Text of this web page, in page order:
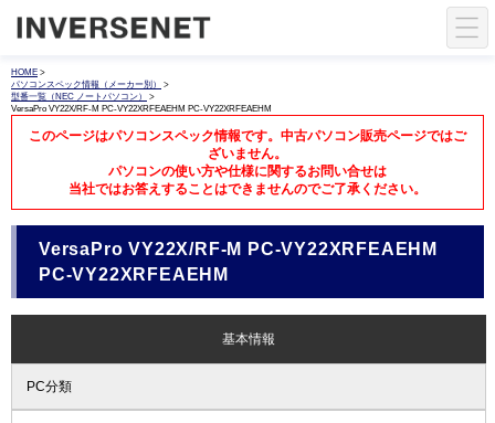
HOME >
パソコンスペック情報（メーカー別）
>
型番一覧（NEC ノートパソコン）
>
VersaPro VY22X/RF-M PC-VY22XRFEAEHM PC-VY22XRFEAEHM
このページはパソコンスペック情報です。中古パソコン販売ページではご
ざいません。
パソコンの使い方や仕様に関するお問い合せは
当社ではお答えすることはできませんのでご了承ください。
VersaPro VY22X/RF-M PC-VY22XRFEAEHM
PC-VY22XRFEAEHM
基本情報
PC分類